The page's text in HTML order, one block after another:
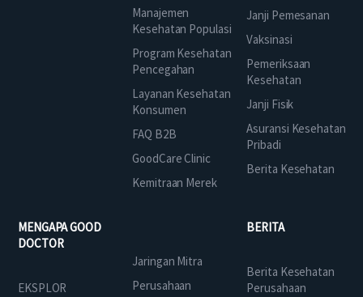
Manajemen
Kesehatan Populasi
Program Kesehatan
Pencegahan
Layanan Kesehatan
Konsumen
FAQ B2B
GoodCare Clinic
Kemitraan Merek
Janji Pemesanan
Vaksinasi
Pemeriksaan
Kesehatan
Janji Fisik
Asuransi Kesehatan
Pribadi
Berita Kesehatan
MENGAPA GOOD
DOCTOR
EKSPLOR
Jaringan Mitra
Perusahaan
BERITA
Berita Kesehatan
Perusahaan